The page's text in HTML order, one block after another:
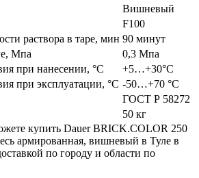
Вишневый
F100
раствора в таре, мин 90 минут
Мпа
0,3 Мпа
при нанесении, °C
+5…+30°С
при эксплуатации, °C -50…+70 °С
ГОСТ Р 58272
50 кг
купить Dauer BRICK.COLOR 250
армированная, вишневый в Туле в
по городу и области по